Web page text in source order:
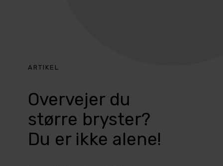
ARTIKEL
Overvejer du
større bryster?
Du er ikke alene!